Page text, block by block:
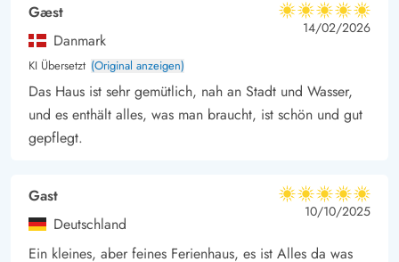
Gæst
Danmark
KI Übersetzt (Original anzeigen)
5 von 5
5 von 5
5 out of 5
14/02/2026
Das Haus ist sehr gemütlich, nah an Stadt und Wasser,
und es enthält alles, was man braucht, ist schön und gut
gepflegt.
Gast
Deutschland
5 von 5
5 von 5
5 out of 5
10/10/2025
Ein kleines, aber feines Ferienhaus, es ist Alles da was